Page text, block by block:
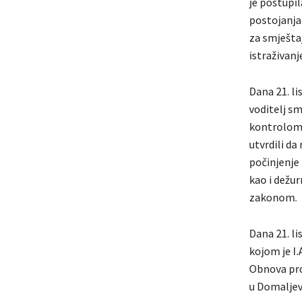
za
Dana 21.
voditelj
kontrolom
utvrdili da
počinjenje
kao i
zakonom.
Dana 21.
kojom je
Obnova
u